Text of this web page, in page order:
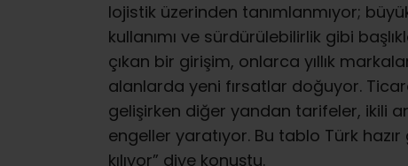
lojistik üzerinden tanımlanmıyor;
kullanımı ve sürdürülebilirlik gibi
çıkan bir girişim, onlarca yıllık
alanlarda yeni fırsatlar doğuyor.
gelişirken diğer yandan tarifeler, ikili
engeller yaratıyor. Bu tablo Türk
kılıyor” diye konuştu.